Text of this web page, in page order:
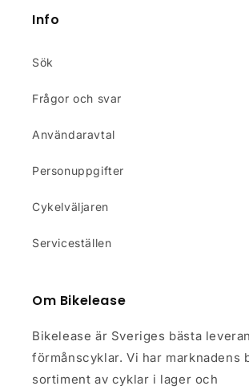
Info
Sök
Frågor och svar
Användaravtal
Personuppgifter
Cykelväljaren
Serviceställen
Om Bikelease
Bikelease är Sveriges bästa
förmånscyklar. Vi har marknadens
sortiment av cyklar i lager och